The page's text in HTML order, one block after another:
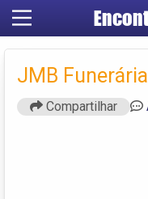
JMB Funerária
Compartilhar